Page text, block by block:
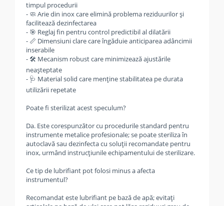
timpul procedurii
- 🧼 Arie din inox care elimină problema reziduurilor și
facilitează dezinfectarea
- 🎯 Reglaj fin pentru control predictibil al dilatării
- 📏 Dimensiuni clare care îngăduie anticiparea adâncimii
inserabile
- 🛠️ Mecanism robust care minimizează ajustările
neașteptate
- 🩺 Material solid care menține stabilitatea pe durata
utilizării repetate
Poate fi sterilizat acest speculum?
Da. Este corespunzător cu procedurile standard pentru
instrumente metalice profesionale; se poate steriliza în
autoclavă sau dezinfecta cu soluții recomandate pentru
inox, urmând instrucțiunile echipamentului de sterilizare.
Ce tip de lubrifiant pot folosi minus a afecta
instrumentul?
Recomandat este lubrifiant pe bază de apă; evitați